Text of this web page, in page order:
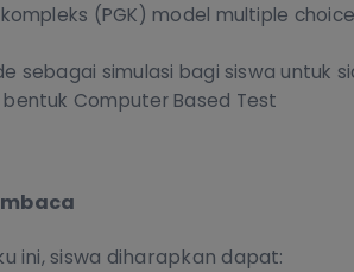
(PGK) model multiple
sebagai simulasi bagi siswa untuk
Computer Based Test
ini, siswa diharapkan dapat: